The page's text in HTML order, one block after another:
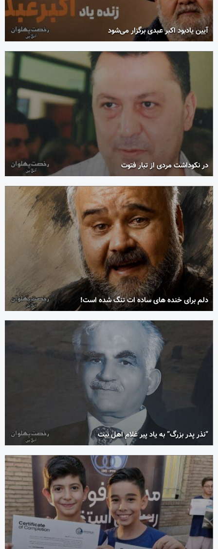
آیین یادبود اکبر عبدی برگزار می‌شود
در نکوداشت مردی از تبار فتوت
دلم برای خنده های ساده ات تنگ شده است!
“نذر پدر بزرگ” به یاد پیر غلام اهل بیت